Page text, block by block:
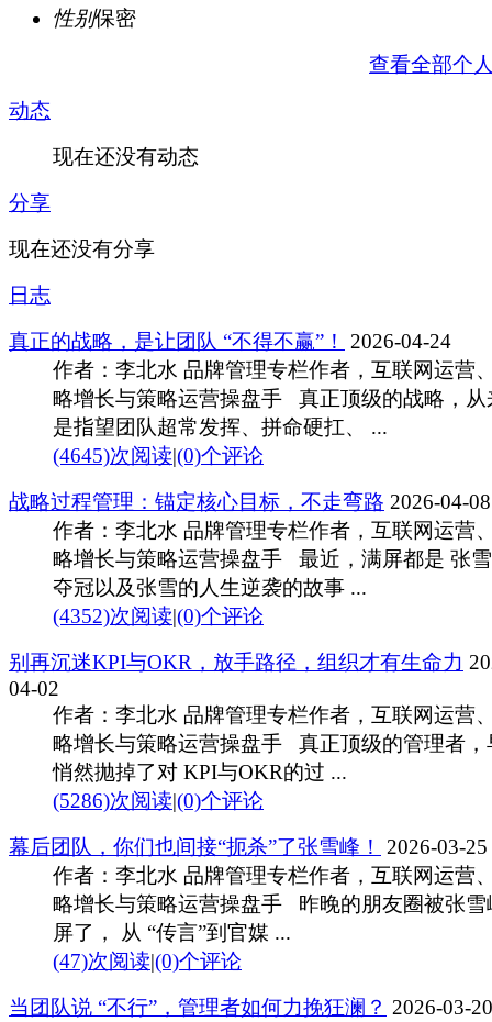
性别保密
查看全部个
动态
现在还没有动态
分享
现在还没有分享
日志
真正的战略，是让团队 “不得不赢”！
2026-04-24
作者：李北水 品牌管理专栏作者，互联网运营
略增长与策略运营操盘手 真正顶级的战略，从
是指望团队超常发挥、拼命硬扛、 ...
(4645)次阅读|(0)个评论
战略过程管理：锚定核心目标，不走弯路 2026-04-08
作者：李北水 品牌管理专栏作者，互联网运营
略增长与策略运营操盘手 最近，满屏都是 张
夺冠以及张雪的人生逆袭的故事 ...
(4352)次阅读|(0)个评论
别再沉迷KPI与OKR，放手路径，组织才有生命力
04-02
作者：李北水 品牌管理专栏作者，互联网运营
略增长与策略运营操盘手 真正顶级的管理者，
悄然抛掉了对 KPI与OKR的过 ...
(5286)次阅读|(0)个评论
幕后团队，你们也间接“扼杀”了张雪峰！
2026-03-25
作者：李北水 品牌管理专栏作者，互联网运营
略增长与策略运营操盘手 昨晚的朋友圈被张雪
屏了， 从 “传言”到官媒 ...
(47)次阅读|(0)个评论
当团队说 “不行”，管理者如何力挽狂澜？ 2026-03-20